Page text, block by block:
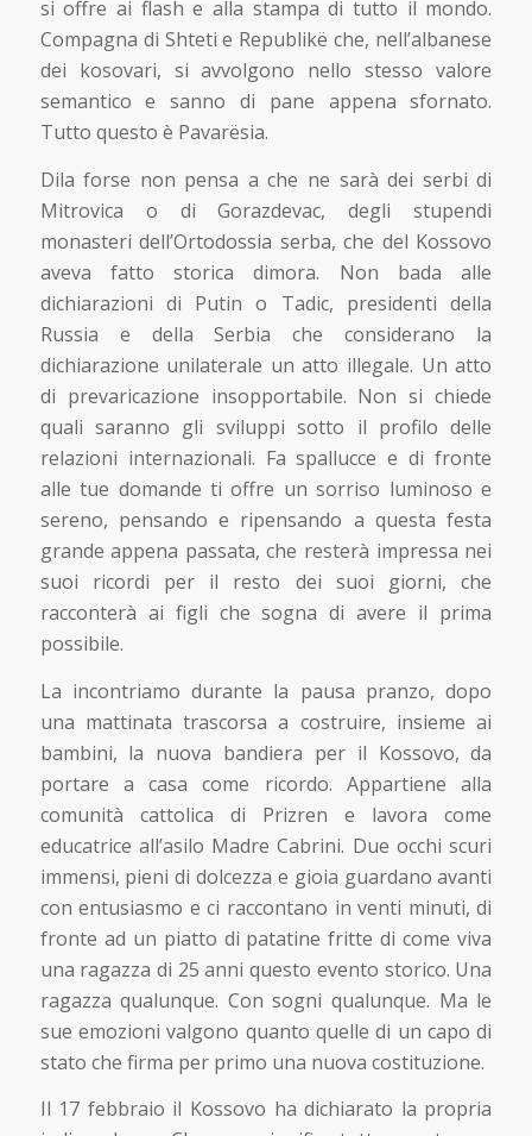
si offre ai flash e alla stampa di tutto il mondo.
Compagna di Shteti e Republikë che, nell’albanese
dei kosovari, si avvolgono nello stesso valore
semantico e sanno di pane appena sfornato.
Tutto questo è Pavarësia.
Dila forse non pensa a che ne sarà dei serbi di
Mitrovica o di Gorazdevac, degli stupendi
monasteri dell’Ortodossia serba, che del Kossovo
aveva fatto storica dimora. Non bada alle
dichiarazioni di Putin o Tadic, presidenti della
Russia e della Serbia che considerano la
dichiarazione unilaterale un atto illegale. Un atto
di prevaricazione insopportabile. Non si chiede
quali saranno gli sviluppi sotto il profilo delle
relazioni internazionali. Fa spallucce e di fronte
alle tue domande ti offre un sorriso luminoso e
sereno, pensando e ripensando a questa festa
grande appena passata, che resterà impressa nei
suoi ricordi per il resto dei suoi giorni, che
racconterà ai figli che sogna di avere il prima
possibile.
La incontriamo durante la pausa pranzo, dopo
una mattinata trascorsa a costruire, insieme ai
bambini, la nuova bandiera per il Kossovo, da
portare a casa come ricordo. Appartiene alla
comunità cattolica di Prizren e lavora come
educatrice all’asilo Madre Cabrini. Due occhi scuri
immensi, pieni di dolcezza e gioia guardano avanti
con entusiasmo e ci raccontano in venti minuti, di
fronte ad un piatto di patatine fritte di come viva
una ragazza di 25 anni questo evento storico. Una
ragazza qualunque. Con sogni qualunque. Ma le
sue emozioni valgono quanto quelle di un capo di
stato che firma per primo una nuova costituzione.
Il 17 febbraio il Kossovo ha dichiarato la propria